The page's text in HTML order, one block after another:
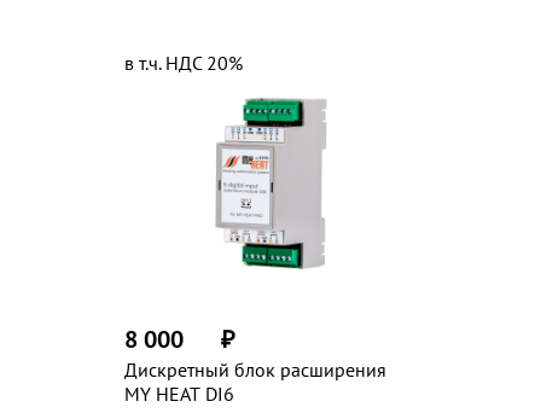
Дискретный блок расширения
MY HEAT DI6
8 000 ₽
в т.ч. НДС 20%